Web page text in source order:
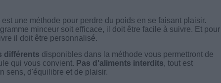
est une méthode pour perdre du poids en se faisant plaisir.
minceur soit efficace, il doit être facile à suivre. Et pour
il doit être personnalisé.
différents disponibles dans la méthode vous permettront de
qui vous convient. Pas d'aliments interdits, tout est
sens, d'équilibre et de plaisir.